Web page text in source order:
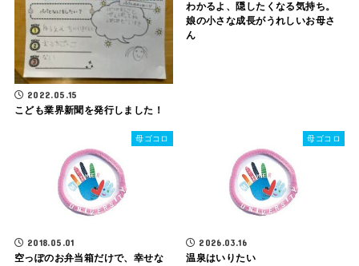
2022.05.15
こども業界新聞を発行しました！
わかるよ、隠したくなる気持ち。
娘の小さな成長がうれしいお母さ
ん
母ゴコロ
2018.05.01
空っぽのお弁当箱だけで、幸せな
母ゴコロ
2026.03.16
温泉はいりたい